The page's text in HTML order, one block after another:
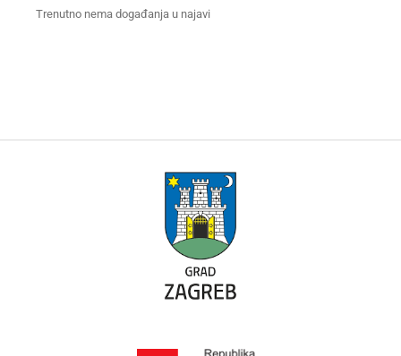
Trenutno nema događanja u najavi